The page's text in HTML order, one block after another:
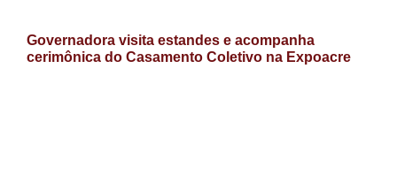
Governadora visita estandes e acompanha
cerimônica do Casamento Coletivo na Expoacre